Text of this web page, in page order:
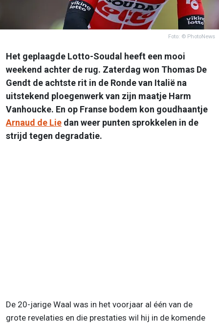
Foto: © PhotoNews
Het geplaagde Lotto-Soudal heeft een mooi
weekend achter de rug. Zaterdag won Thomas De
Gendt de achtste rit in de Ronde van Italië na
uitstekend ploegenwerk van zijn maatje Harm
Vanhoucke. En op Franse bodem kon goudhaantje
Arnaud de Lie dan weer punten sprokkelen in de
strijd tegen degradatie.
De 20-jarige Waal was in het voorjaar al één van de
grote revelaties en die prestaties wil hij in de komende